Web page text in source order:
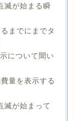
滅が始まる瞬
までにまでタ
について聞い
量を表示する
滅が始まって